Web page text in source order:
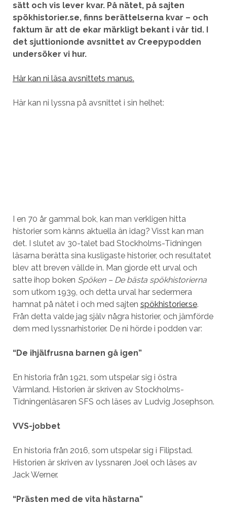
sätt och vis lever kvar. På nätet, på sajten
spökhistorier.se, finns berättelserna kvar – och
faktum är att de ekar märkligt bekant i vår tid. I
det sjuttionionde avsnittet av Creepypodden
undersöker vi hur.
Här kan ni läsa avsnittets manus.
Här kan ni lyssna på avsnittet i sin helhet:
I en 70 år gammal bok, kan man verkligen hitta
historier som känns aktuella än idag? Visst kan man
det. I slutet av 30-talet bad Stockholms-Tidningen
läsarna berätta sina kusligaste historier, och resultatet
blev att breven vällde in. Man gjorde ett urval och
satte ihop boken Spöken – De bästa spökhistorierna
som utkom 1939, och detta urval har sedermera
hamnat på nätet i och med sajten spökhistorier.se.
Från detta valde jag själv några historier, och jämförde
dem med lyssnarhistorier. De ni hörde i podden var:
“De ihjälfrusna barnen gå igen”
En historia från 1921, som utspelar sig i östra
Värmland. Historien är skriven av Stockholms-
Tidningenläsaren SFS och läses av Ludvig Josephson.
VVS-jobbet
En historia från 2016, som utspelar sig i Filipstad.
Historien är skriven av lyssnaren Joel och läses av
Jack Werner.
“Prästen med de vita hästarna”